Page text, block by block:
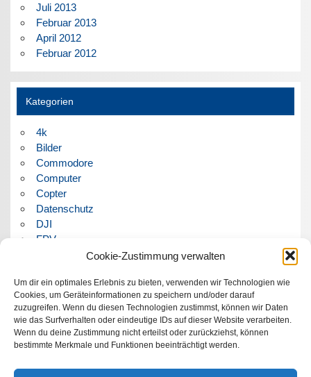
Cookie-Zustimmung verwalten
Um dir ein optimales Erlebnis zu bieten, verwenden wir Technologien wie
Cookies, um Geräteinformationen zu speichern und/oder darauf
zuzugreifen. Wenn du diesen Technologien zustimmst, können wir Daten
wie das Surfverhalten oder eindeutige IDs auf dieser Website verarbeiten.
Wenn du deine Zustimmung nicht erteilst oder zurückziehst, können
bestimmte Merkmale und Funktionen beeinträchtigt werden.
Juli 2013
Februar 2013
April 2012
Februar 2012
Kategorien
4k
Bilder
Commodore
Computer
Copter
Datenschutz
DJI
FPV
Panorama
Politik
Retrocomputer
Uncategorized
Video